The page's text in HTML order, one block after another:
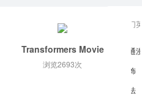
热门
卡通
装饰
书法
Transformers Movie
浏览2693次